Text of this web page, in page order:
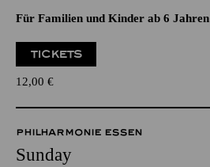
Für Familien und Kinder ab 6 Jahren
TICKETS
12,00 €
PHILHARMONIE ESSEN
Sunday